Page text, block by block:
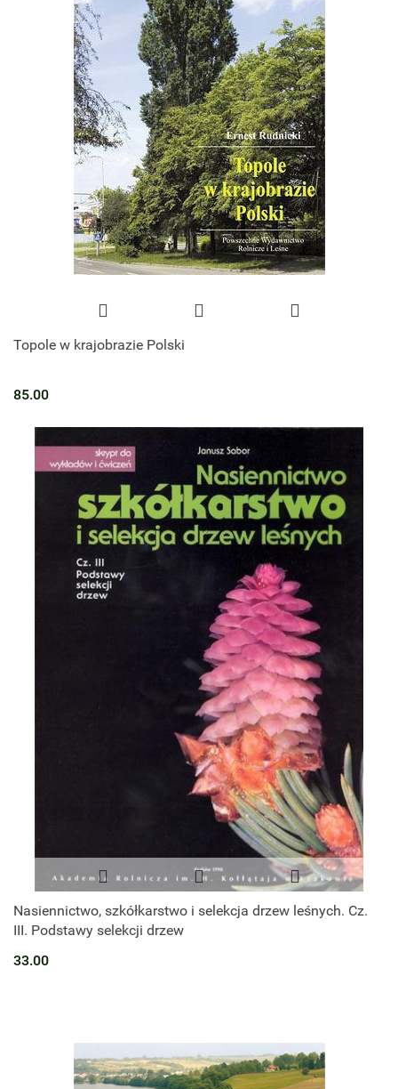
Topole w krajobrazie Polski
85.00
Nasiennictwo, szkółkarstwo i selekcja drzew leśnych. Cz.
III. Podstawy selekcji drzew
33.00